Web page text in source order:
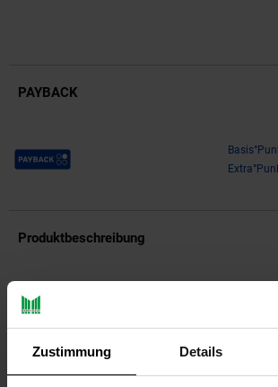
Zustimmung Details
PAYBACK
Payback Punkte
Produktbeschreibung
bequem und körpernah durch den weichen
und den elastischen Logo-Bund.
optimaler Halt.
Gattung VG für Titel: Boxershorts